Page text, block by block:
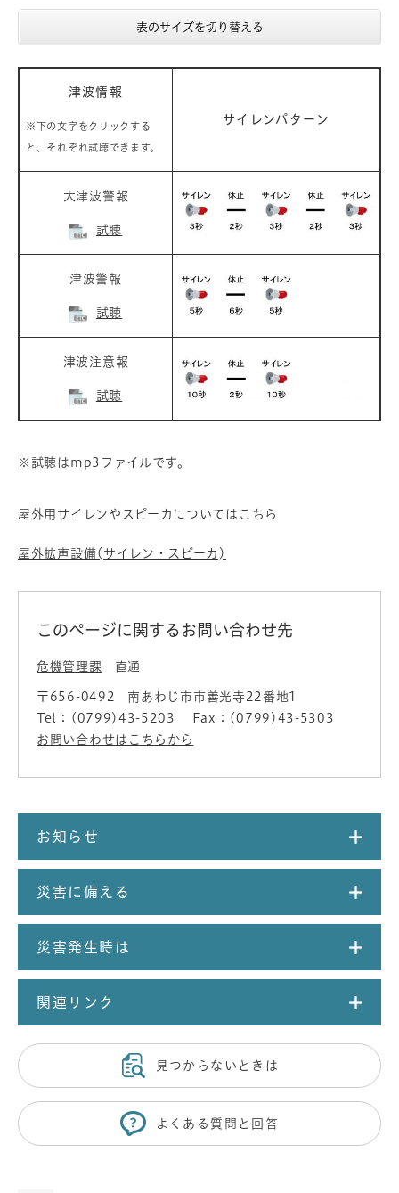
表のサイズを切り替える
津波情報
※下の文字をクリックする
と、それぞれ試聴できます。
サイレンパターン
大津波警報
試聴
津波警報
試聴
津波注意報
試聴
※試聴はmp3ファイルです。
屋外用サイレンやスピーカについてはこちら
屋外拡声設備(サイレン・スピーカ)
このページに関するお問い合わせ先
危機管理課 直通
〒656-0492
南あわじ市市善光寺22番地1
Tel：(0799)43-5203
Fax：(0799)43-5303
お問い合わせはこちらから
お知らせ
災害に備える
災害発生時は
関連リンク
見つからないときは
よくある質問と回答